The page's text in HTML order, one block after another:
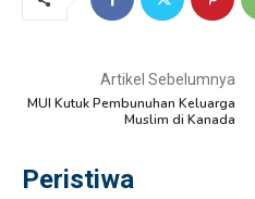
Artikel Sebelumnya
MUI Kutuk Pembunuhan Keluarga
Muslim di Kanada
Peristiwa